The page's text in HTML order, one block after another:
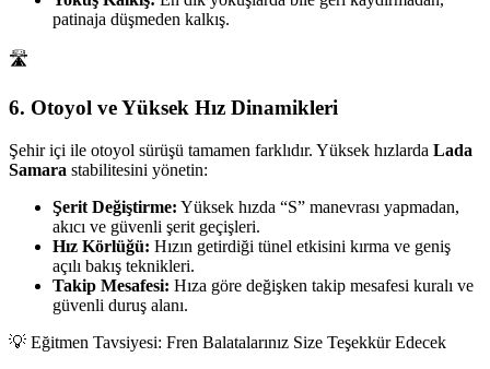
patinaja düşmeden kalkış.
🛣️
6. Otoyol ve Yüksek Hız Dinamikleri
Şehir içi ile otoyol sürüşü tamamen farklıdır. Yüksek hızlarda Lada
Samara stabilitesini yönetin:
Şerit Değiştirme: Yüksek hızda “S” manevrası yapmadan,
akıcı ve güvenli şerit geçişleri.
Hız Körlüğü: Hızın getirdiği tünel etkisini kırma ve geniş
açılı bakış teknikleri.
Takip Mesafesi: Hıza göre değişken takip mesafesi kuralı ve
güvenli duruş alanı.
💡 Eğitmen Tavsiyesi: Fren Balatalarınız Size Teşekkür Edecek